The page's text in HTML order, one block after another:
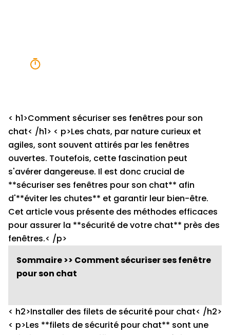
< h1>Comment sécuriser ses fenêtres pour son
chat< /h1> < p>Les chats, par nature curieux et
agiles, sont souvent attirés par les fenêtres
ouvertes. Toutefois, cette fascination peut
s'avérer dangereuse. Il est donc crucial de
**sécuriser ses fenêtres pour son chat** afin
d'**éviter les chutes** et garantir leur bien-être.
Cet article vous présente des méthodes efficaces
pour assurer la **sécurité de votre chat** près des
fenêtres.< /p>
Sommaire >> Comment sécuriser ses fenêtre
pour son chat
< h2>Installer des filets de sécurité pour chat< /h2>
< p>Les **filets de sécurité pour chat** sont une